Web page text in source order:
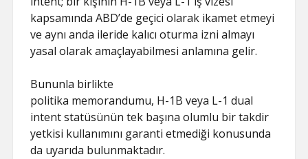
kapsamında ABD’de geçici olarak ikamet etmeyi
ve aynı anda ileride kalıcı oturma izni almayı
yasal olarak amaçlayabilmesi anlamına gelir.
Bununla birlikte
politika memorandumu, H-1B veya L-1 dual
intent statüsünün tek başına olumlu bir takdir
yetkisi kullanımını garanti etmediği konusunda
da uyarıda bulunmaktadır.